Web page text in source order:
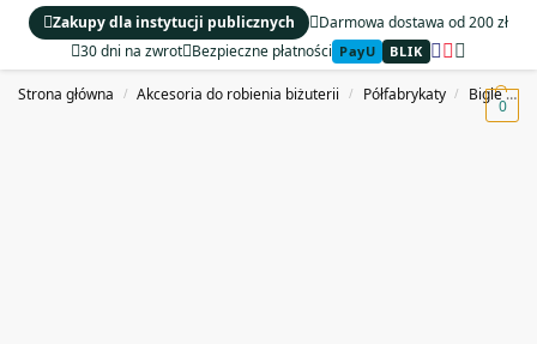
Darmowa dostawa od 200 zł
30 dni na zwrot Bezpieczne płatności PayU BLIK
Zakupy dla instytucji publicznych
MENU
0
Strona główna / Akcesoria do robienia biżuterii / Półfabrykaty / Bigle i bazy do kolczyków